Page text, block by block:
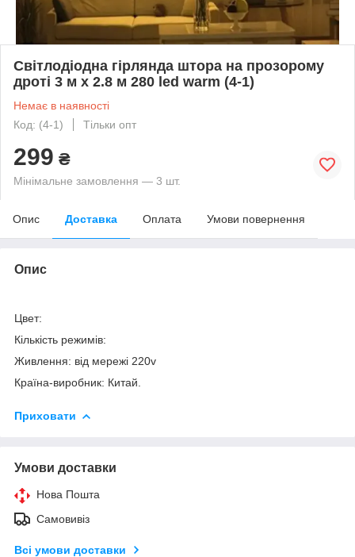
Світлодіодна гірлянда штора на прозорому
дроті 3 м x 2.8 м 280 led warm (4-1)
Немає в наявності
Код: (4-1)
Тільки опт
299 ₴
Мінімальне замовлення — 3 шт.
Опис Доставка Оплата Умови повернення
Опис
Цвет:
Кількість режимів:
Живлення: від мережі 220v
Країна-виробник: Китай.
Приховати
Умови доставки
Нова Пошта
Самовивіз
Всі умови доставки